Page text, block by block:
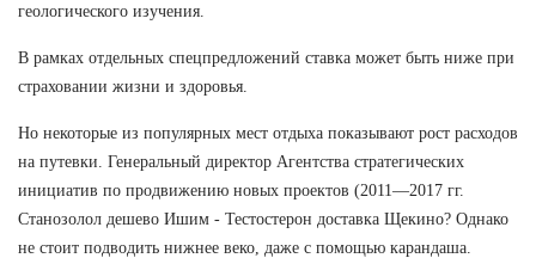
геологического изучения.
В рамках отдельных спецпредложений ставка может быть ниже при
страховании жизни и здоровья.
Но некоторые из популярных мест отдыха показывают рост расходов
на путевки. Генеральный директор Агентства стратегических
инициатив по продвижению новых проектов (2011—2017 гг.
Станозолол дешево Ишим - Тестостерон доставка Щекино? Однако
не стоит подводить нижнее веко, даже с помощью карандаша.